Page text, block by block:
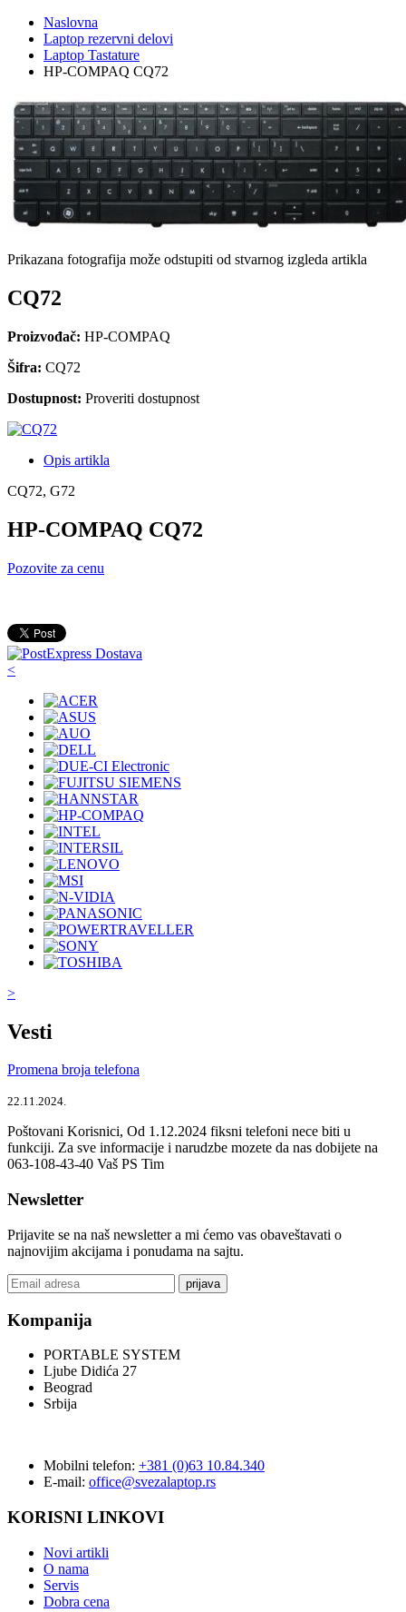
Naslovna
Laptop rezervni delovi
Laptop Tastature
HP-COMPAQ CQ72
Prikazana fotografija može odstupiti od stvarnog izgleda artikla
CQ72
Proizvođač: HP-COMPAQ
Šifra: CQ72
Dostupnost: Proveriti dostupnost
Opis artikla
CQ72, G72
HP-COMPAQ CQ72
Pozovite za cenu
<
>
Vesti
Promena broja telefona
22.11.2024.
Poštovani Korisnici, Od 1.12.2024 fiksni telefoni nece biti u
funkciji. Za sve informacije i narudzbe mozete da nas dobijete na
063-108-43-40 Vaš PS Tim
Newsletter
Prijavite se na naš newsletter a mi ćemo vas obaveštavati o
najnovijim akcijama i ponudama na sajtu.
prijava
Kompanija
PORTABLE SYSTEM
Ljube Didića 27
Beograd
Srbija
Mobilni telefon: +381 (0)63 10.84.340
E-mail: office@svezalaptop.rs
KORISNI LINKOVI
Novi artikli
O nama
Servis
Dobra cena